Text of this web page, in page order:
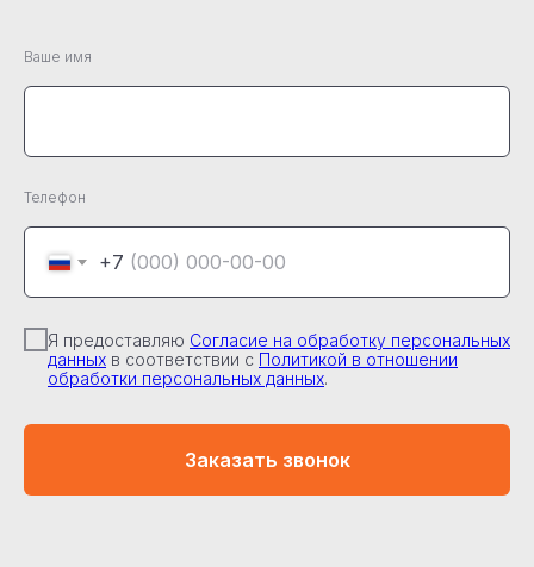
Ваше имя
Телефон
+7
Я предоставляю Согласие на обработку персональных
данных в соответствии с Политикой в отношении
обработки персональных данных.
Заказать звонок